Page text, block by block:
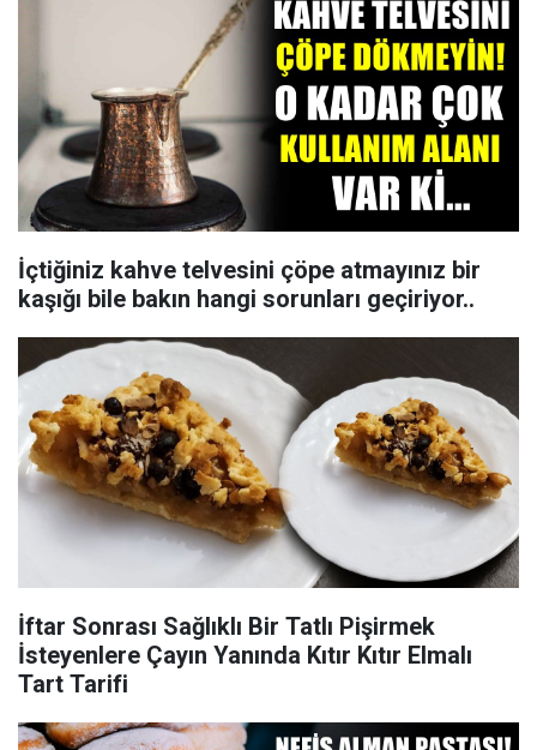
İçtiğiniz kahve telvesini çöpe atmayınız bir
kaşığı bile bakın hangi sorunları geçiriyor..
İftar Sonrası Sağlıklı Bir Tatlı Pişirmek
İsteyenlere Çayın Yanında Kıtır Kıtır Elmalı
Tart Tarifi